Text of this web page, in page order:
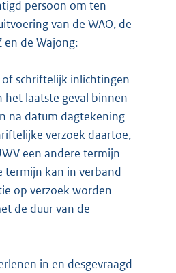
persoon om ten
van de WAO, de
en de Wajong:
schriftelijk inlichtingen
het laatste geval binnen
na datum dagtekening
verzoek daartoe,
een andere termijn
termijn kan in verband
op verzoek worden
de duur van de
in en desgevraagd